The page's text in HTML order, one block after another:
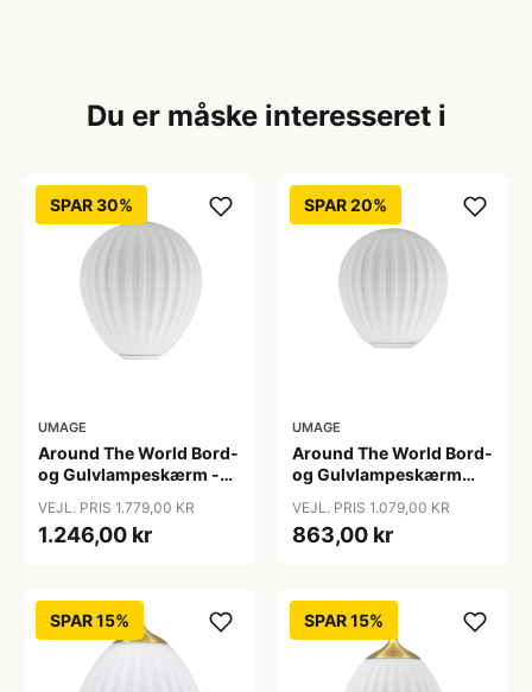
Du er måske interesseret i
SPAR 30%
UMAGE
Around The World Bord-
og Gulvlampeskærm -
haves
VEJL. PRIS 1.779,00 KR
1.246,00 kr
SPAR 20%
UMAGE
Around The World Bord-
og Gulvlampeskærm
VEJL. PRIS 1.079,00 KR
863,00 kr
SPAR 15% SPAR 15%